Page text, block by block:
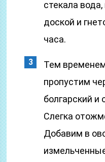
стекала
доской и
часа.
Тем
пропустим
болгарский и
Слегка
Добавим в